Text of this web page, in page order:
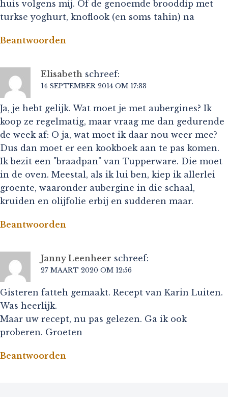
huis volgens mij. Of de genoemde brooddip met
turkse yoghurt, knoflook (en soms tahin) na
Beantwoorden
Elisabeth schreef:
14 SEPTEMBER 2014 OM 17:33
Ja, je hebt gelijk. Wat moet je met aubergines? Ik
koop ze regelmatig, maar vraag me dan gedurende
de week af: O ja, wat moet ik daar nou weer mee?
Dus dan moet er een kookboek aan te pas komen.
Ik bezit een "braadpan" van Tupperware. Die moet
in de oven. Meestal, als ik lui ben, kiep ik allerlei
groente, waaronder aubergine in die schaal,
kruiden en olijfolie erbij en sudderen maar.
Beantwoorden
Janny Leenheer schreef:
27 MAART 2020 OM 12:56
Gisteren fatteh gemaakt. Recept van Karin Luiten.
Was heerlijk.
Maar uw recept, nu pas gelezen. Ga ik ook
proberen. Groeten
Beantwoorden